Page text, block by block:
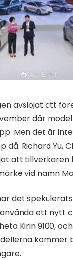
avslöjat att
där
Men det är
då. Richard Yu,
att tillverkaren
vid namn
det
ett nytt
Kirin 9100,
kommer